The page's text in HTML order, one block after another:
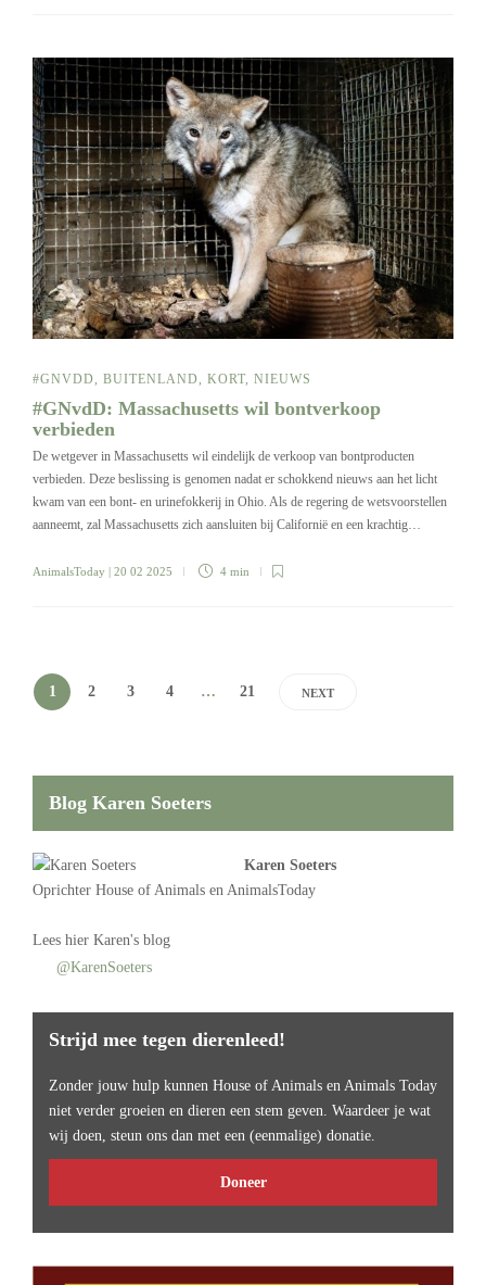
#GNVDD BUITENLAND KORT NIEUWS
#GNvdD: Massachusetts wil bontverkoop
verbieden
De wetgever in Massachusetts wil eindelijk de verkoop van bontproducten
verbieden. Deze beslissing is genomen nadat er schokkend nieuws aan het licht
kwam van een bont- en urinefokkerij in Ohio. Als de regering de wetsvoorstellen
aanneemt, zal Massachusetts zich aansluiten bij Californië en een krachtig…
AnimalsToday | 20 02 2025 4 min
1 2 3 4 … 21 NEXT
Blog Karen Soeters
Karen Soeters
Oprichter House of Animals en AnimalsToday
Lees hier Karen's blog
@KarenSoeters
Strijd mee tegen dierenleed!
Zonder jouw hulp kunnen House of Animals en Animals Today
niet verder groeien en dieren een stem geven. Waardeer je wat
wij doen, steun ons dan met een (eenmalige) donatie.
Doneer